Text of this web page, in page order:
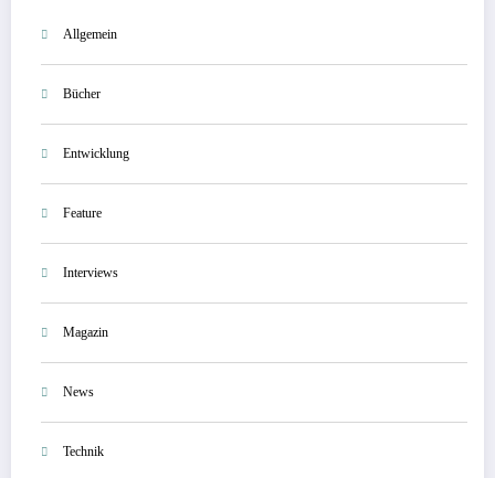
Allgemein
Bücher
Entwicklung
Feature
Interviews
Magazin
News
Technik